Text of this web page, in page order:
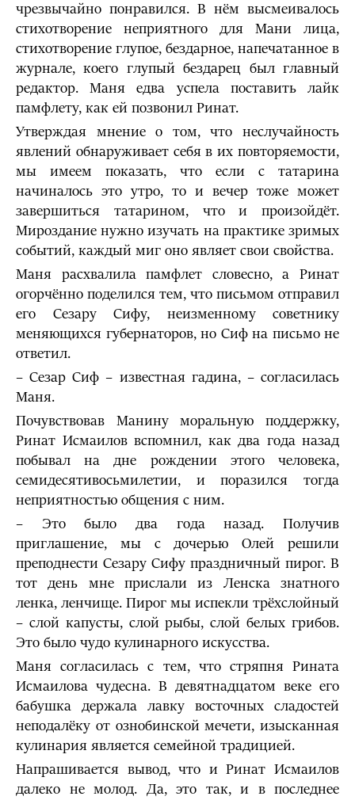
чрезвычайно понравился. В нём высмеивалось
стихотворение неприятного для Мани лица,
стихотворение глупое, бездарное, напечатанное в
журнале, коего глупый бездарец был главный
редактор. Маня едва успела поставить лайк
памфлету, как ей позвонил Ринат.
Утверждая мнение о том, что неслучайность
явлений обнаруживает себя в их повторяемости,
мы имеем показать, что если с татарина
начиналось это утро, то и вечер тоже может
завершиться татарином, что и произойдёт.
Мироздание нужно изучать на практике зримых
событий, каждый миг оно являет свои свойства.
Маня расхвалила памфлет словесно, а Ринат
огорчённо поделился тем, что письмом отправил
его Сезару Сифу, неизменному советнику
меняющихся губернаторов, но Сиф на письмо не
ответил.
– Сезар Сиф – известная гадина, – согласилась
Маня.
Почувствовав Манину моральную поддержку,
Ринат Исмаилов вспомнил, как два года назад
побывал на дне рождении этого человека,
семидесятивосьмилетии, и поразился тогда
неприятностью общения с ним.
– Это было два года назад. Получив
приглашение, мы с дочерью Олей решили
преподнести Сезару Сифу праздничный пирог. В
тот день мне прислали из Ленска знатного
ленка, ленчище. Пирог мы испекли трёхслойный
– слой капусты, слой рыбы, слой белых грибов.
Это было чудо кулинарного искусства.
Маня согласилась с тем, что стряпня Рината
Исмаилова чудесна. В девятнадцатом веке его
бабушка держала лавку восточных сладостей
неподалёку от ознобинской мечети, изысканная
кулинария является семейной традицией.
Напрашивается вывод, что и Ринат Исмаилов
далеко не молод. Да, это так, и в последнее